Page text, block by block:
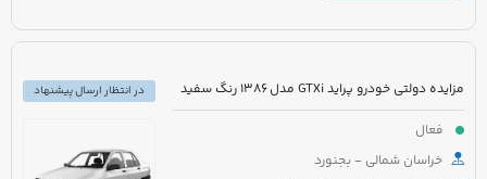
مزایده دولتی خودرو پراید GTXi مدل 1386 رنگ سفید
فعال
خراسان شمالی - بجنورد
در انتظار ارسال پیشنهاد